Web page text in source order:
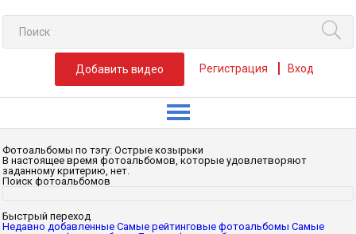
Добавить видео Регистрация Вход
Фотоальбомы по тэгу: Острые козырьки
В настоящее время фотоальбомов, которые удовлетворяют
заданному критерию, нет.
Поиск фотоальбомов
Быстрый переход
Недавно добавленные Самые рейтинговые фотоальбомы Самые